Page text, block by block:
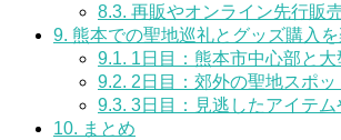
8.3. 再販やオンライン先行販
9. 熊本での聖地巡礼とグッズ購入
9.1. 1日目：熊本市中心部と
9.2. 2日目：郊外の聖地スポ
9.3. 3日目：見逃したアイテム
10. まとめ